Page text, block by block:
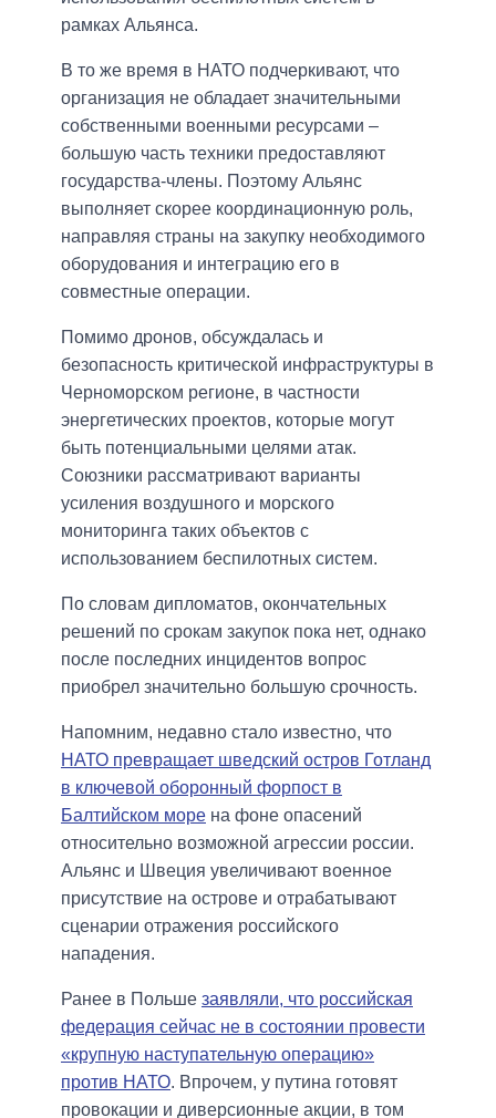
рамках Альянса.
В то же время в НАТО подчеркивают, что
организация не обладает значительными
собственными военными ресурсами –
большую часть техники предоставляют
государства-члены. Поэтому Альянс
выполняет скорее координационную роль,
направляя страны на закупку необходимого
оборудования и интеграцию его в
совместные операции.
Помимо дронов, обсуждалась и
безопасность критической инфраструктуры в
Черноморском регионе, в частности
энергетических проектов, которые могут
быть потенциальными целями атак.
Союзники рассматривают варианты
усиления воздушного и морского
мониторинга таких объектов с
использованием беспилотных систем.
По словам дипломатов, окончательных
решений по срокам закупок пока нет, однако
после последних инцидентов вопрос
приобрел значительно большую срочность.
Напомним, недавно стало известно, что
НАТО превращает шведский остров Готланд
в ключевой оборонный форпост в
Балтийском море на фоне опасений
относительно возможной агрессии россии.
Альянс и Швеция увеличивают военное
присутствие на острове и отрабатывают
сценарии отражения российского
нападения.
Ранее в Польше заявляли, что российская
федерация сейчас не в состоянии провести
«крупную наступательную операцию»
против НАТО. Впрочем, у путина готовят
провокации и диверсионные акции, в том